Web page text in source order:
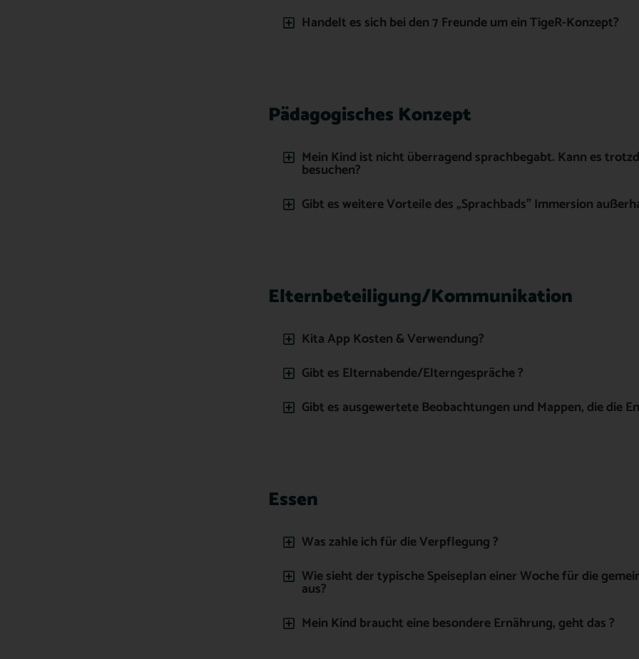
Handelt es sich bei den 7 Freunde um ein TigeR-Konzept?
Pädagogisches Konzept
Mein Kind ist nicht überragend sprachbegabt. Kann es
besuchen?
Gibt es weitere Vorteile des „Sprachbads” Immersion
Elternbeteiligung/Kommunikation
Kita App Kosten & Verwendung?
Gibt es Elternabende/Elterngespräche ?
Gibt es ausgewertete Beobachtungen und Mappen, die die
Essen
Was zahle ich für die Verpflegung ?
Wie sieht der typische Speiseplan einer Woche für die
aus?
Mein Kind braucht eine besondere Ernährung, geht das ?